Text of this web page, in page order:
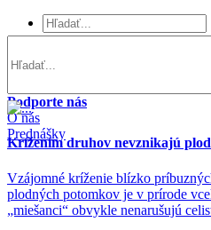
Podporte nás
O nás
Prednášky
Krížením druhov nevznikajú
Vzájomné kríženie blízko
plodných potomkov je v prírode
„miešanci“ obvykle nenarušujú